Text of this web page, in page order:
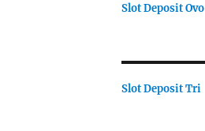
Slot Deposit Ovo
Slot Deposit Tri